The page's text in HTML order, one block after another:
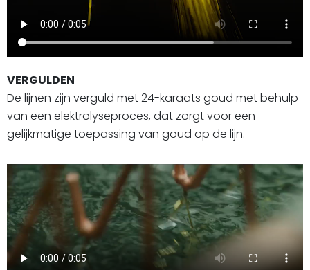
VERGULDEN
De lijnen zijn verguld met 24-karaats goud met behulp
van een elektrolyseproces, dat zorgt voor een
gelijkmatige toepassing van goud op de lijn.